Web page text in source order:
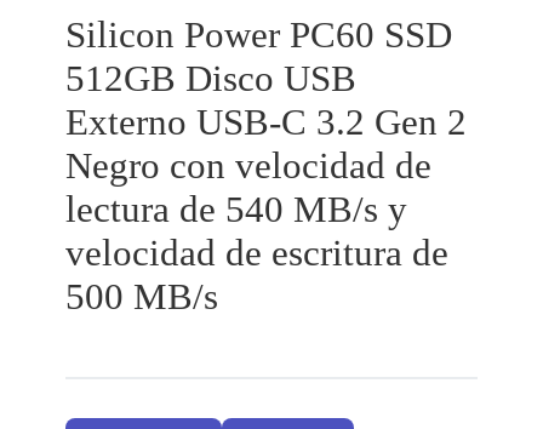
Silicon Power PC60 SSD
512GB Disco USB
Externo USB-C 3.2 Gen 2
Negro con velocidad de
lectura de 540 MB/s y
velocidad de escritura de
500 MB/s